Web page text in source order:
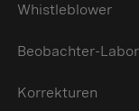
Whistleblower
Beobachter-Labor
Korrekturen